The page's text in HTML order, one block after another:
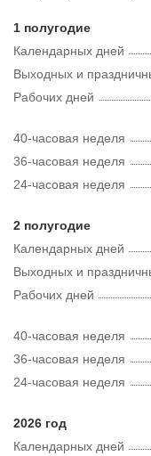
1 полугодие
Календарных дней
Рабочих дней
Выходных и
40-часовая неделя
36-часовая неделя
24-часовая неделя
2 полугодие
Календарных дней
Рабочих дней
Выходных и
40-часовая неделя
36-часовая неделя
24-часовая неделя
2026 год
Календарных дней